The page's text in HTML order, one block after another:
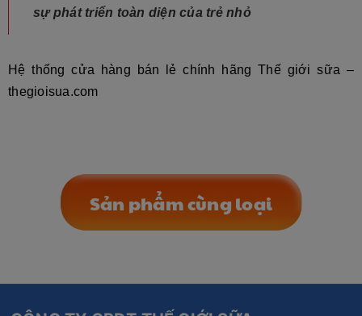
sự phát triển toàn diện của trẻ nhỏ
Hệ thống cửa hàng bán lẻ chính hãng Thế giới sữa –
thegioisua.com
Sản phẩm cùng loại